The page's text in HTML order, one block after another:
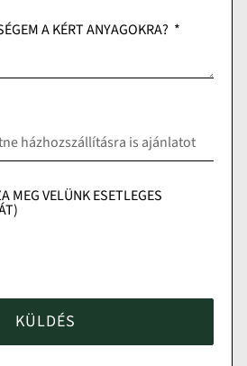
A KÉRT ANYAGOKRA?
MEG VELÜNK ESETLEGES
KÜLDÉS